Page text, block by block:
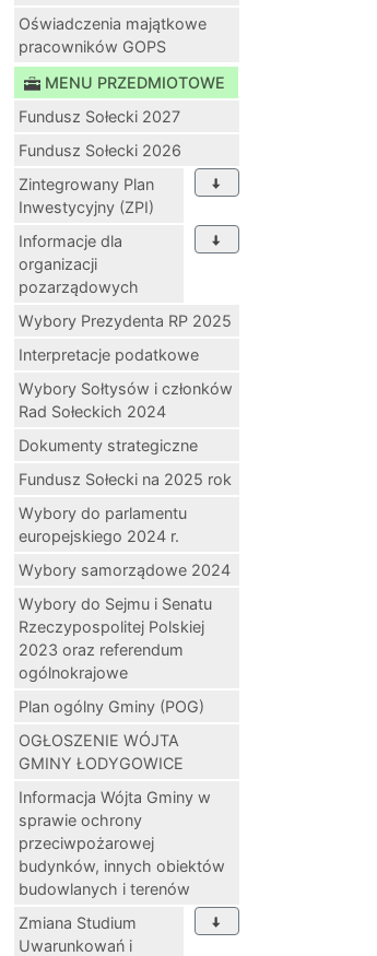
Oświadczenia majątkowe
pracowników GOPS
MENU PRZEDMIOTOWE
Fundusz Sołecki 2027
Fundusz Sołecki 2026
Zintegrowany Plan
Inwestycyjny (ZPI)
Informacje dla
organizacji
pozarządowych
Wybory Prezydenta RP 2025
Interpretacje podatkowe
Wybory Sołtysów i członków
Rad Sołeckich 2024
Dokumenty strategiczne
Fundusz Sołecki na 2025 rok
Wybory do parlamentu
europejskiego 2024 r.
Wybory samorządowe 2024
Wybory do Sejmu i Senatu
Rzeczypospolitej Polskiej
2023 oraz referendum
ogólnokrajowe
Plan ogólny Gminy (POG)
OGŁOSZENIE WÓJTA
GMINY ŁODYGOWICE
Informacja Wójta Gminy w
sprawie ochrony
przeciwpożarowej
budynków, innych obiektów
budowlanych i terenów
Zmiana Studium
Uwarunkowań i